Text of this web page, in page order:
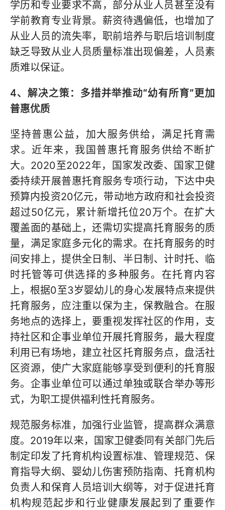
学历和专业要求不高，部分从业人员甚至没有
学前教育专业背景。薪资待遇偏低，也增加了
从业人员的流失率，职前培养与职后培训制度
缺乏导致从业人员质量标准出现偏差，人员素
质难以保证。
4、解决之策：多措并举推动“幼有所育”更加
普惠优质
坚持普惠公益，加大服务供给，满足托育需
求。近年来，我国普惠托育服务供给不断扩
大。2020至2022年，国家发改委、国家卫健
委持续开展普惠托育服务专项行动，下达中央
预算内投资20亿元，带动地方政府和社会投资
超过50亿元，累计新增托位20万个。在扩大
覆盖面的基础上，还需切实提高托育服务的质
量，满足家庭多元化的需求。在托育服务的时
间安排上，提供全日制、半日制、计时托、临
时托管等可供选择的多种服务。在托育内容
上，根据0至3岁婴幼儿的身心发展特点来提供
托育服务，应注重以保为主，保教融合。在服
务地点的选择上，要重视发挥社区的作用，支
持社区和企事业单位开展托育服务，最大程度
利用已有场地，建立社区托育服务点，盘活社
区资源，使广大家庭能够享受到便利的托育服
务。企事业单位可以通过单独或联合举办等形
式，为职工提供福利性托育服务。
规范服务标准，加强行业监管，提高群众满意
度。2019年以来，国家卫健委同有关部门先后
制定印发了托育机构设置标准、管理规范、保
育指导大纲、婴幼儿伤害预防指南、托育机构
负责人和保育人员培训大纲等，对于促进托育
机构规范起步和行业健康发展起到了重要作